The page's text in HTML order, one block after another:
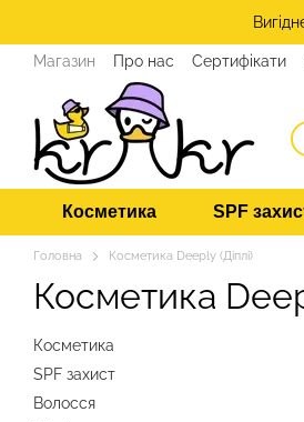
Перейти до основного контенту
Магазин Про нас Сертифікати
Програма лояльності
Косметика SPF
Головна Косметика Deeply (Діплі)
Косметика
Косметика
SPF захист
Волосся